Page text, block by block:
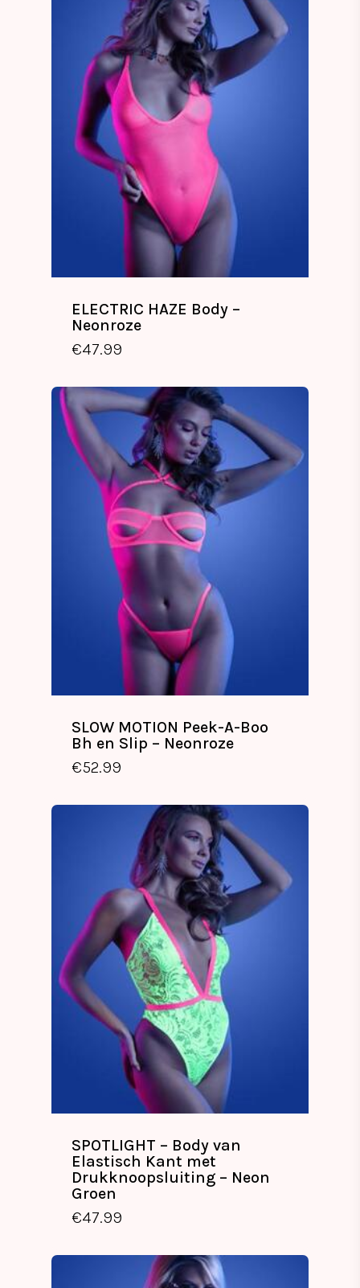
ELECTRIC HAZE Body –
Neonroze
€47.99
SLOW MOTION Peek-A-Boo
Bh en Slip – Neonroze
€52.99
SPOTLIGHT – Body van
Elastisch Kant met
Drukknoopsluiting – Neon
Groen
€47.99